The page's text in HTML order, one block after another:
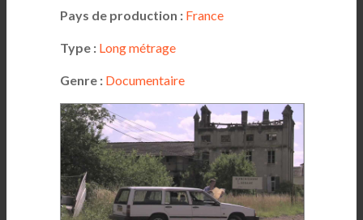
Pays de production : France
Type : Long métrage
Genre : Documentaire